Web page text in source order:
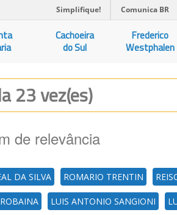
Simplifique! Comunica BR
Cachoeira
do Sul
Frederico
Westphalen
23 vez(es)
de relevância
DA SILVA ROMARIO TRENTIN
LUIS ANTONIO SANGIONI